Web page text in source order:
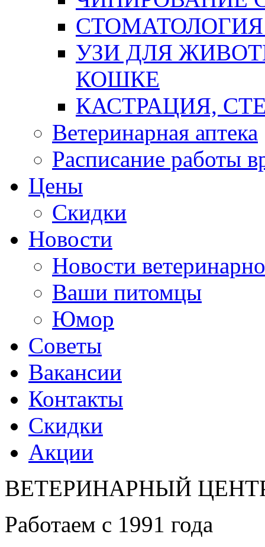
УЗИ ДЛЯ
КОШКЕ
КАСТРАЦИЯ,
Ветеринарная аптека
Расписание работы
Цены
Скидки
Новости
Новости
Ваши питомцы
Юмор
Советы
Вакансии
Контакты
Скидки
Акции
ВЕТЕРИНАРНЫЙ
Работаем с 1991 года